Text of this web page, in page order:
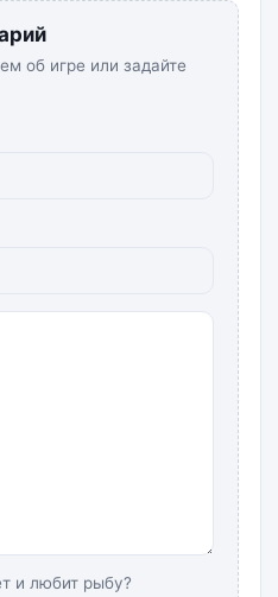
об игре или задайте
и любит рыбу?